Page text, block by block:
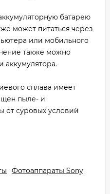
батарею
может питаться через
или мобильного
также можно
аккумулятора.
сплава имеет
пыле- и
от суровых условий
Фотоаппараты Sony